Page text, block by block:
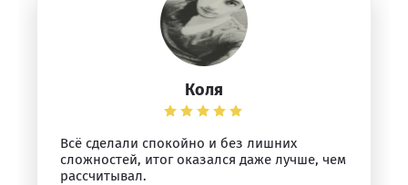
Коля
Всё сделали спокойно и без лишних
сложностей, итог оказался даже лучше, чем
рассчитывал.